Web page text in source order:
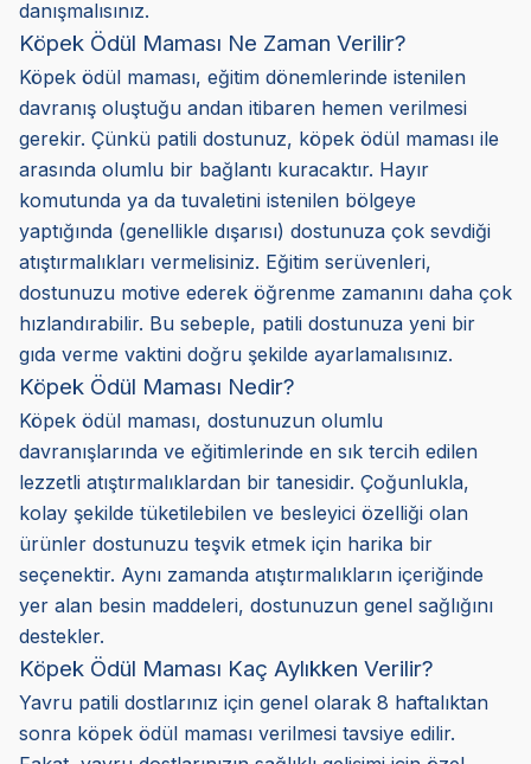
danışmalısınız.
Köpek Ödül Maması Ne Zaman Verilir?
Köpek ödül maması, eğitim dönemlerinde istenilen
davranış oluştuğu andan itibaren hemen verilmesi
gerekir. Çünkü patili dostunuz, köpek ödül maması ile
arasında olumlu bir bağlantı kuracaktır. Hayır
komutunda ya da tuvaletini istenilen bölgeye
yaptığında (genellikle dışarısı) dostunuza çok sevdiği
atıştırmalıkları vermelisiniz. Eğitim serüvenleri,
dostunuzu motive ederek öğrenme zamanını daha çok
hızlandırabilir. Bu sebeple, patili dostunuza yeni bir
gıda verme vaktini doğru şekilde ayarlamalısınız.
Köpek Ödül Maması Nedir?
Köpek ödül maması, dostunuzun olumlu
davranışlarında ve eğitimlerinde en sık tercih edilen
lezzetli atıştırmalıklardan bir tanesidir. Çoğunlukla,
kolay şekilde tüketilebilen ve besleyici özelliği olan
ürünler dostunuzu teşvik etmek için harika bir
seçenektir. Aynı zamanda atıştırmalıkların içeriğinde
yer alan besin maddeleri, dostunuzun genel sağlığını
destekler.
Köpek Ödül Maması Kaç Aylıkken Verilir?
Yavru patili dostlarınız için genel olarak 8 haftalıktan
sonra köpek ödül maması verilmesi tavsiye edilir.